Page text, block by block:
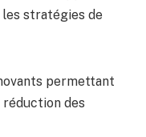
stratégies de
permettant
des